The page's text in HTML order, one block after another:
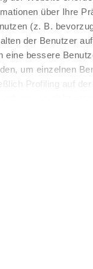
über Ihre
(z. B.
der Benutzer
eine bessere
um einzelnen
Profiling auf
verwenden, indem
haben Sie